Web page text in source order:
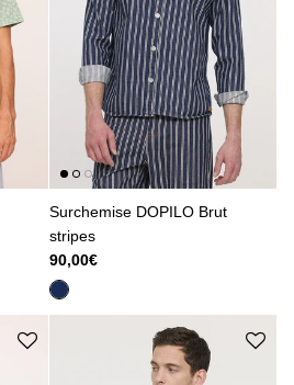
Surchemise DOPILO Brut
stripes
90,00€